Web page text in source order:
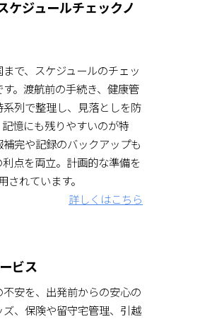
ケジュールチェックノ
で、スケジュールのチェッ
。渡航前の手続き、健康管
列で整理し、見落としを防
憶にも残りやすいのが特
完や記録のバックアップも
点を両立。計画的な準備を
れています。
詳しくはこちら
ビス
安を、出発前からの安心の
、保険や留守宅管理、引越